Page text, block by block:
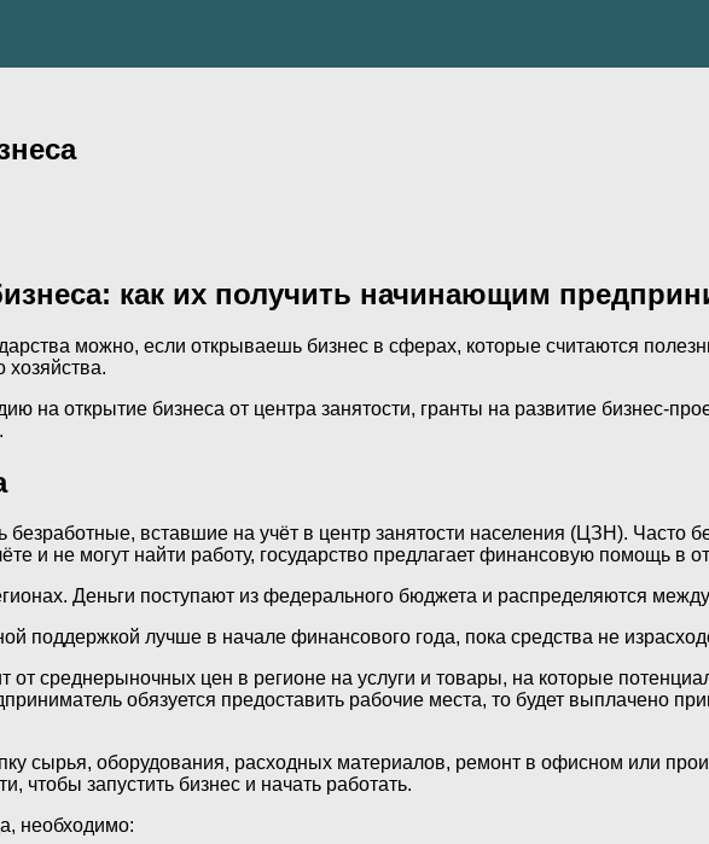
как их получить начинающим
можно, если открываешь бизнес в сферах, которые считаются
хозяйства.
на открытие бизнеса от центра занятости, гранты на развитие бизнес-
безработные, вставшие на учёт в центр занятости населения (ЦЗН). Часто
и не могут найти работу, государство предлагает финансовую помощь в
Деньги поступают из федерального бюджета и распределяются
поддержкой лучше в начале финансового года, пока средства не
от среднерыночных цен в регионе на услуги и товары, на которые
обязуется предоставить рабочие места, то будет выплачено
сырья, оборудования, расходных материалов, ремонт в офисном или
чтобы запустить бизнес и начать работать.
необходимо: